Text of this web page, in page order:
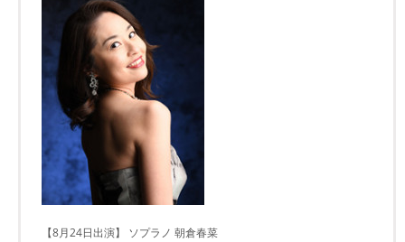
【8月24日出演】 ソプラノ 朝倉春菜